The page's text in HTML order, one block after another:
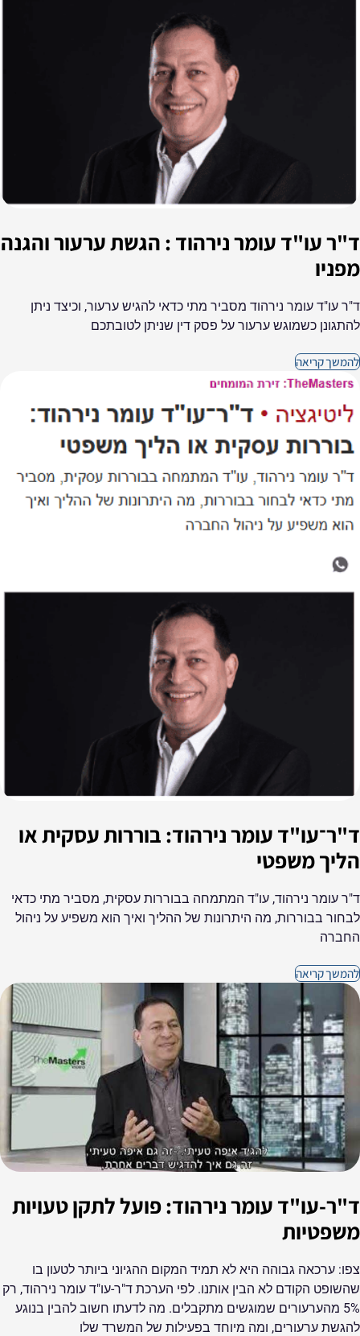
ד"ר עו"ד עומר נירהוד : הגשת ערעור והגנה
מפניו
ד"ר עו"ד עומר נירהוד מסביר מתי כדאי להגיש ערעור, וכיצד ניתן
להתגונן כשמוגש ערעור על פסק דין שניתן לטובתכם
להמשך קריאה
ד"ר־עו"ד עומר נירהוד: בוררות עסקית או
הליך משפטי
ד"ר עומר נירהוד, עו"ד המתמחה בבוררות עסקית, מסביר מתי כדאי
לבחור בבוררות, מה היתרונות של ההליך ואיך הוא משפיע על ניהול
החברה
להמשך קריאה
ד"ר-עו"ד עומר נירהוד: פועל לתקן טעויות
משפטיות
צפו: ערכאה גבוהה היא לא תמיד המקום ההגיוני ביותר לטעון בו
שהשופט הקודם לא הבין אותנו. לפי הערכת ד"ר-עו"ד עומר נירהוד, רק
5% מהערעורים שמוגשים מתקבלים. מה לדעתו חשוב להבין בנוגע
להגשת ערעורים, ומה מיוחד בפעילות של המשרד שלו